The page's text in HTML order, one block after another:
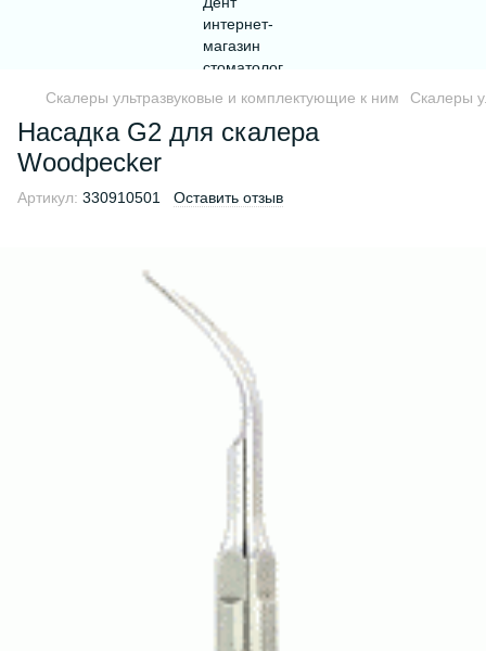
Скалеры ультразвуковые и комплектующие к ним Скалеры
Насадка G2 для скалера
Woodpecker
Артикул: 330910501 Оставить отзыв